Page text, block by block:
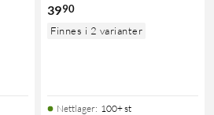
3990
Finnes i 2 varianter
Nettlager: 100+ st